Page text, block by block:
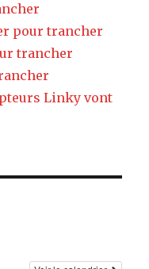
pour trancher
trancher
Linky vont